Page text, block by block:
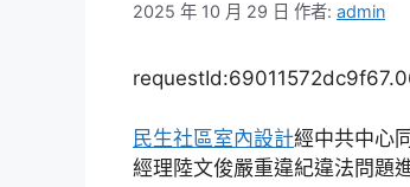
2025 年 10 月 29 日 作者: admin
民生社區室內設計經中共中心
經理陸文俊嚴重違紀違法問題